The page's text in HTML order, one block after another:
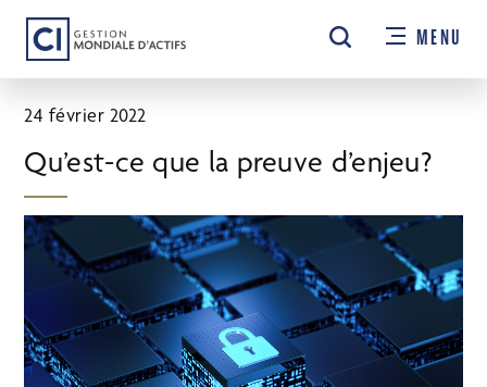
Passer
contenu
principal
MENU
24 février 2022
Qu’est-ce que la preuve d’enjeu?